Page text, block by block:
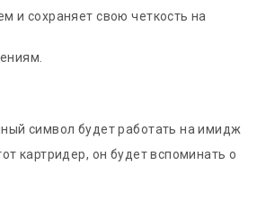
и сохраняет свою четкость на
символ будет работать на имидж
картридер, он будет вспоминать о